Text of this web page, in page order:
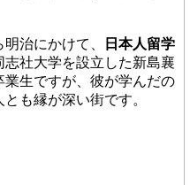
治にかけて、
日本人留学
志社大学を設立した新島襄
生ですが、彼が学んだの
も縁が深い街です。